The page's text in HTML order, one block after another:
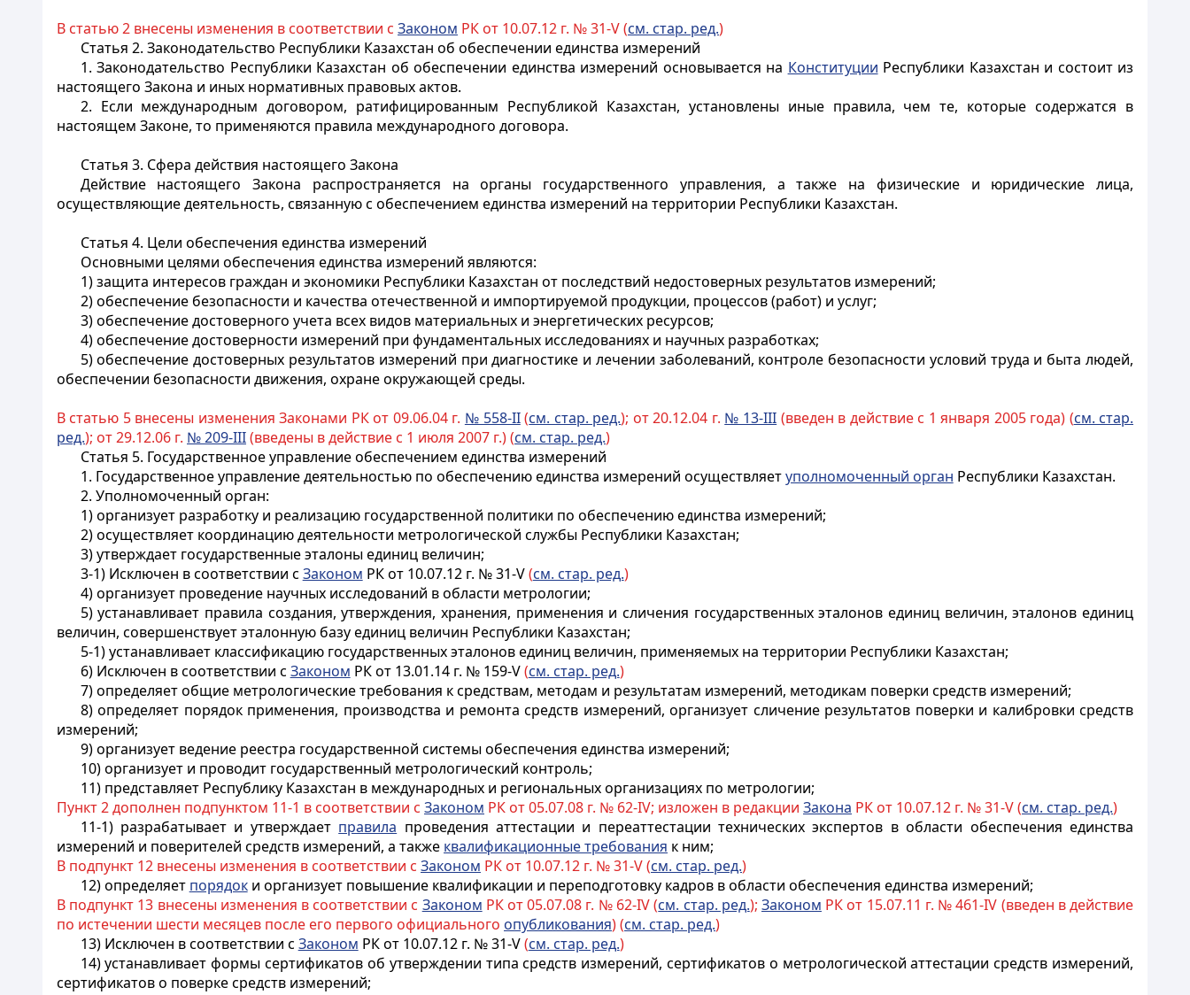
В статью 2 внесены изменения в соответствии с Законом РК от 10.07.12 г. № 31-V (см. стар. ред.)
Статья 2. Законодательство Республики Казахстан об обеспечении единства измерений
1. Законодательство Республики Казахстан об обеспечении единства измерений основывается на Конституции Республики Казахстан и состоит из
настоящего Закона и иных нормативных правовых актов.
2. Если международным договором, ратифицированным Республикой Казахстан, установлены иные правила, чем те, которые содержатся в
настоящем Законе, то применяются правила международного договора.
Статья 3. Сфера действия настоящего Закона
Действие настоящего Закона распространяется на органы государственного управления, а также на физические и юридические лица,
осуществляющие деятельность, связанную с обеспечением единства измерений на территории Республики Казахстан.
Статья 4. Цели обеспечения единства измерений
Основными целями обеспечения единства измерений являются:
1) защита интересов граждан и экономики Республики Казахстан от последствий недостоверных результатов измерений;
2) обеспечение безопасности и качества отечественной и импортируемой продукции, процессов (работ) и услуг;
3) обеспечение достоверного учета всех видов материальных и энергетических ресурсов;
4) обеспечение достоверности измерений при фундаментальных исследованиях и научных разработках;
5) обеспечение достоверных результатов измерений при диагностике и лечении заболеваний, контроле безопасности условий труда и быта людей,
обеспечении безопасности движения, охране окружающей среды.
В статью 5 внесены изменения Законами РК от 09.06.04 г. № 558-II(см. стар. ред.); от 20.12.04 г. № 13-III (введен в действие с 1 января 2005 года) (см. стар.
ред.); от 29.12.06 г. № 209-III(введены в действие с 1 июля 2007 г.) (см. стар. ред.)
Статья 5. Государственное управление обеспечением единства измерений
1. Государственное управление деятельностью по обеспечению единства измерений осуществляетуполномоченный орган Республики Казахстан.
2. Уполномоченный орган:
1) организует разработку и реализацию государственной политики по обеспечению единства измерений;
2) осуществляет координацию деятельности метрологической службы Республики Казахстан;
3) утверждает государственные эталоны единиц величин;
3-1) Исключен в соответствии с Законом РК от 10.07.12 г. № 31-V(см. стар. ред.)
4) организует проведение научных исследований в области метрологии;
5) устанавливает правила создания, утверждения, хранения, применения и сличения государственных эталонов единиц величин, эталонов единиц
величин, совершенствует эталонную базу единиц величин Республики Казахстан;
5-1) устанавливает классификацию государственных эталонов единиц величин, применяемых на территории Республики Казахстан;
6) Исключен в соответствии с Законом РК от 13.01.14 г. № 159-V(см. стар. ред.)
7) определяет общие метрологические требования к средствам, методам и результатам измерений, методикам поверки средств измерений;
8) определяет порядок применения, производства и ремонта средств измерений, организует сличение результатов поверки и калибровки средств
измерений;
9) организует ведение реестра государственной системы обеспечения единства измерений;
10) организует и проводит государственный метрологический контроль;
11) представляет Республику Казахстан в международных и региональных организациях по метрологии;
Пункт 2 дополнен подпунктом 11-1 в соответствии с Законом РК от 05.07.08 г. № 62-IV; изложен в редакции Закона РК от 10.07.12 г. № 31-V (см. стар. ред.)
11-1) разрабатывает и утверждает правила проведения аттестации и переаттестации технических экспертов в области обеспечения единства
измерений и поверителей средств измерений, а также квалификационные требования к ним;
В подпункт 12 внесены изменения в соответствии с Законом РК от 10.07.12 г. № 31-V (см. стар. ред.)
12) определяет порядоки организует повышение квалификации и переподготовку кадров в области обеспечения единства измерений;
В подпункт 13 внесены изменения в соответствии с Законом РК от 05.07.08 г. № 62-IV (см. стар. ред.); Законом РК от 15.07.11 г. № 461-IV (введен в действие
по истечении шести месяцев после его первого официального опубликования) (см. стар. ред.)
13) Исключен в соответствии с Законом РК от 10.07.12 г. № 31-V(см. стар. ред.)
14) устанавливает формы сертификатов об утверждении типа средств измерений, сертификатов о метрологической аттестации средств измерений,
сертификатов о поверке средств измерений;